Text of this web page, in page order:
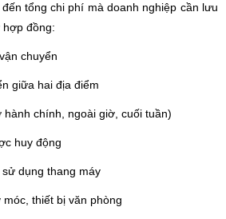
tổng chi phí mà doanh nghiệp cần lưu
hợp đồng:
chuyển
giữa hai địa điểm
chính, ngoài giờ, cuối tuần)
huy động
dụng thang máy
thiết bị văn phòng